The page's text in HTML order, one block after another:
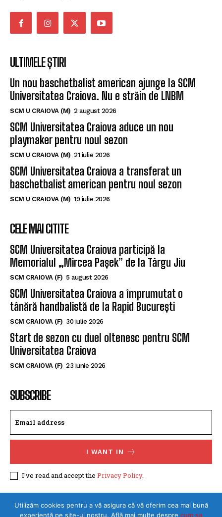
ULTIMELE ȘTIRI
Un nou baschetbalist american ajunge la SCM
Universitatea Craiova. Nu e străin de LNBM
SCM U CRAIOVA (M) 2 august 2026
SCM Universitatea Craiova aduce un nou
playmaker pentru noul sezon
SCM U CRAIOVA (M) 21 iulie 2026
SCM Universitatea Craiova a transferat un
baschetbalist american pentru noul sezon
SCM U CRAIOVA (M) 19 iulie 2026
CELE MAI CITITE
SCM Universitatea Craiova participă la
Memorialul „Mircea Pașek” de la Târgu Jiu
SCM CRAIOVA (F) 5 august 2026
SCM Universitatea Craiova a împrumutat o
tânără handbalistă de la Rapid București
SCM CRAIOVA (F) 30 iulie 2026
Start de sezon cu duel oltenesc pentru SCM
Universitatea Craiova
SCM CRAIOVA (F) 23 iunie 2026
SUBSCRIBE
I WANT IN
I've read and accept the Privacy Policy.
©Toate drepturile rezervate SPORTULDOLJEAN.RO
Utilizăm cookies pentru a vă asigura că vă oferim cea mai bună
experiență pe site-ul nostru. Află mai multe despre cum sa